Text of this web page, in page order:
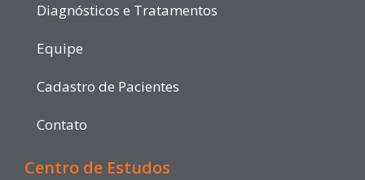
Diagnósticos e Tratamentos
Equipe
Cadastro de Pacientes
Contato
Centro de Estudos